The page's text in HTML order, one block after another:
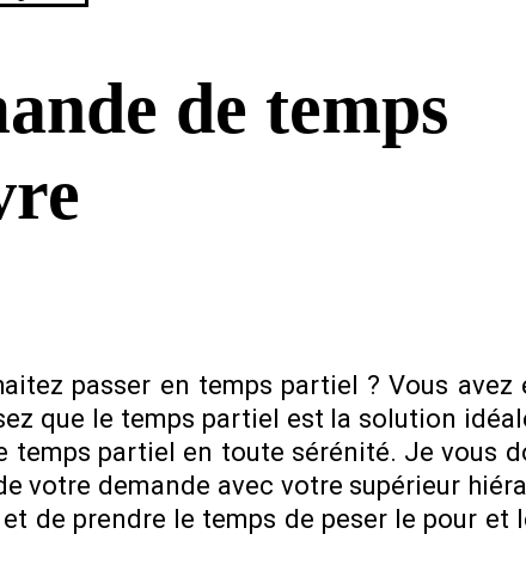
de temps
passer en temps partiel ? Vous avez
que le temps partiel est la solution
partiel en toute sérénité. Je vous
votre demande avec votre supérieur
de prendre le temps de peser le pour et